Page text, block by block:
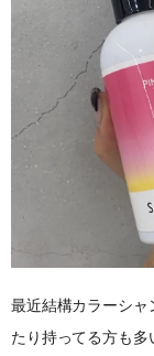
最近結構カラーシャ
たり持ってる方も多